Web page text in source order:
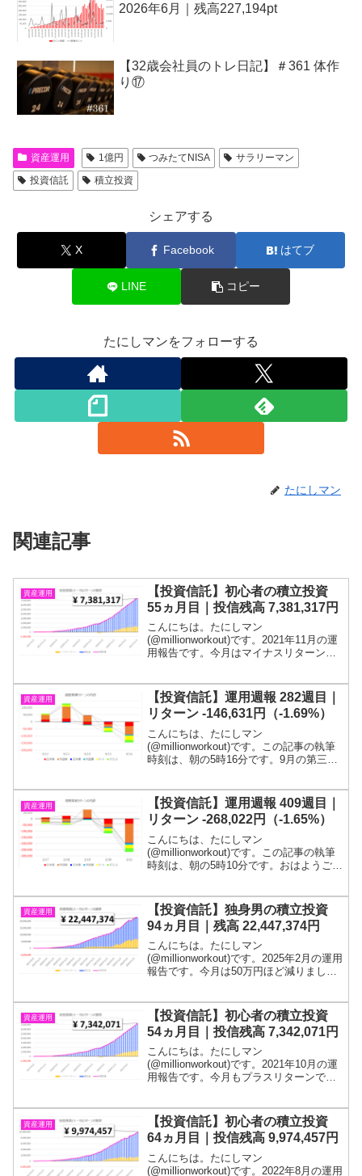
2026年6月｜残高227,194pt
【32歳会社員のトレ日記】＃361 体作
り⑰
資産運用 1億円 つみたてNISA
サラリーマン
投資信託
積立投資
シェアする
X Facebook はてブ
LINE コピー
たにしマンをフォローする
たにしマン
関連記事
資産運用
【投資信託】初心者の積立投資
55ヵ月目｜投信残高 7,381,317円
こんにちは。たにしマン
(@millionworkout)です。2021年11月の運
用報告です。今月はマイナスリターンで
た。「若いうちからコツコツと」が大切
だと思い、社...
資産運用
【投資信託】運用週報 282週目｜
リターン -146,631円（-1.69%）
こんにちは、たにしマン
(@millionworkout)です。この記事の執筆
時刻は、朝の5時16分です。9月の第三週
標である１億円に到達するまでは投信を
解約するつ...
資産運用
【投資信託】運用週報 409週目｜
リターン -268,022円（-1.65%）
こんにちは、たにしマン
(@millionworkout)です。この記事の執筆
時刻は、朝の5時10分です。おはようござ
程度です！目標である１億円に到達する
までは投...
資産運用
【投資信託】独身男の積立投資
94ヵ月目｜残高 22,447,374円
こんにちは。たにしマン
(@millionworkout)です。2025年2月の運用
報告です。今月は50万円ほど減りまし
ください(; ･`д･´)「若いうちからコツ...
資産運用
【投資信託】初心者の積立投資
54ヵ月目｜投信残高 7,342,071円
こんにちは。たにしマン
(@millionworkout)です。2021年10月の運
用報告です。今月もプラスリターンでし
ツと」が大切だと思い、社会人になった
タイミング...
資産運用
【投資信託】初心者の積立投資
64ヵ月目｜投信残高 9,974,457円
こんにちは。たにしマン
(@millionworkout)です。2022年8月の運用